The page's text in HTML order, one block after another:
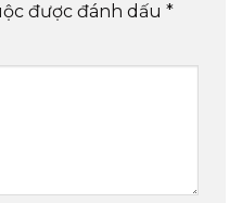
được đánh dấu *